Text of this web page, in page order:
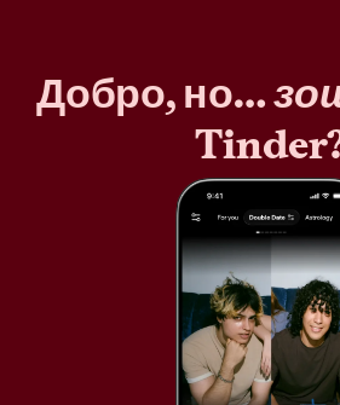
Добро, но…